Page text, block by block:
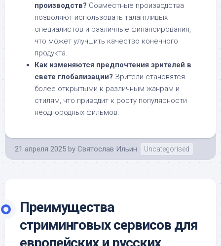
производств? Совместные производства
позволяют использовать талантливых
специалистов и различные финансирования,
что может улучшить качество конечного
продукта.
Как изменяются предпочтения зрителей в
свете глобализации? Зрители становятся
более открытыми к различным жанрам и
стилям, что приводит к росту популярности
неоднородных фильмов.
21 апреля 2025 by Святослав Ильин Uncategorised
Преимущества
стриминговых сервисов для